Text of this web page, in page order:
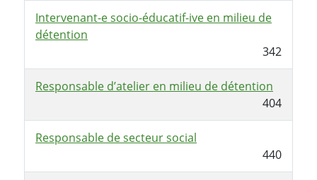
Intervenant-e socio-éducatif-ive en milieu de
détention
342
Responsable d’atelier en milieu de détention
404
Responsable de secteur social
440